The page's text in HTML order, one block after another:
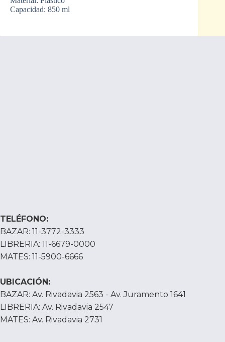
Capacidad: 850 ml
TELÉFONO:
BAZAR: 11-3772-3333
LIBRERIA: 11-6679-0000
MATES: 11-5900-6666
UBICACIÓN:
BAZAR: Av. Rivadavia 2563 - Av. Juramento 1641
LIBRERIA: Av. Rivadavia 2547
MATES: Av. Rivadavia 2731